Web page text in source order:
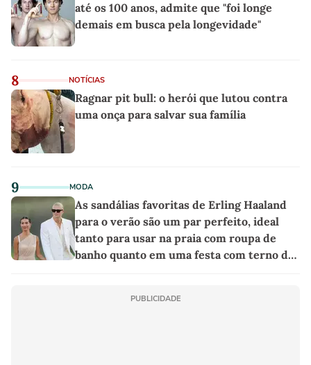
até os 100 anos, admite que "foi longe
demais em busca pela longevidade"
8 NOTÍCIAS
Ragnar pit bull: o herói que lutou contra
uma onça para salvar sua família
9 MODA
As sandálias favoritas de Erling Haaland
para o verão são um par perfeito, ideal
tanto para usar na praia com roupa de
banho quanto em uma festa com terno de
PUBLICIDADE